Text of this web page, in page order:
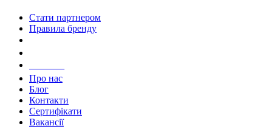
Стати партнером
Правила бренду
Про нас
Блог
Контакти
Сертифікати
Вакансії